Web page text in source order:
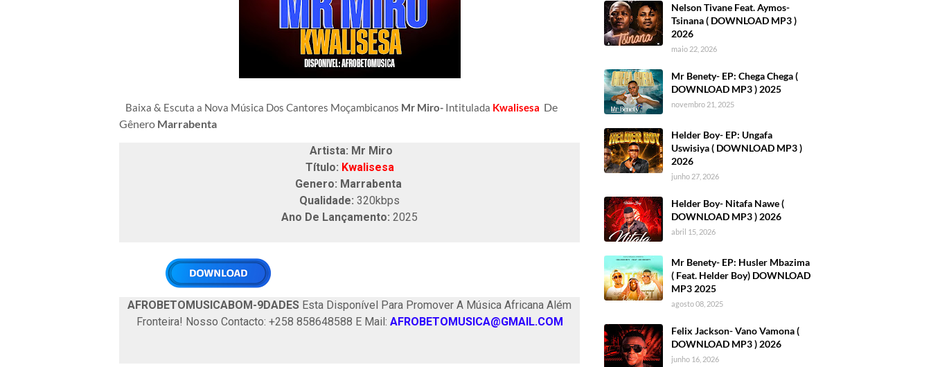
Baixa & Escuta a Nova Música Dos Cantores Moçambicanos Mr Miro- Intitulada Kwalisesa De
Gênero Marrabenta
Artista: Mr Miro
Título: Kwalisesa
Genero: Marrabenta
Qualidade: 320kbps
Ano De Lançamento: 2025
AFROBETOMUSICABOM-9DADES Esta Disponível Para Promover A Música Africana Além
Fronteira! Nosso Contacto: +258 858648588 E Mail: AFROBETOMUSICA@GMAIL.COM
Nelson Tivane Feat. Aymos-
Tsinana ( DOWNLOAD MP3 )
2026
maio 22, 2026
Mr Benety- EP: Chega Chega (
DOWNLOAD MP3 ) 2025
novembro 21, 2025
Helder Boy- EP: Ungafa
Uswisiya ( DOWNLOAD MP3 )
2026
junho 27, 2026
Helder Boy- Nitafa Nawe (
DOWNLOAD MP3 ) 2026
abril 15, 2026
Mr Benety- EP: Husler Mbazima
( Feat. Helder Boy) DOWNLOAD
MP3 2025
agosto 08, 2025
Felix Jackson- Vano Vamona (
DOWNLOAD MP3 ) 2026
junho 16, 2026